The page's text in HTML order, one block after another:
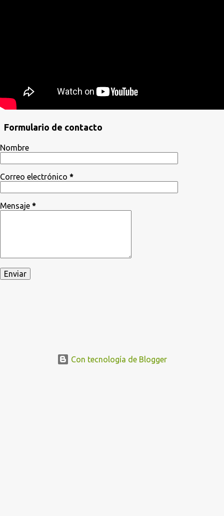
Formulario de contacto
Nombre
Correo electrónico *
Mensaje *
Con tecnología de Blogger